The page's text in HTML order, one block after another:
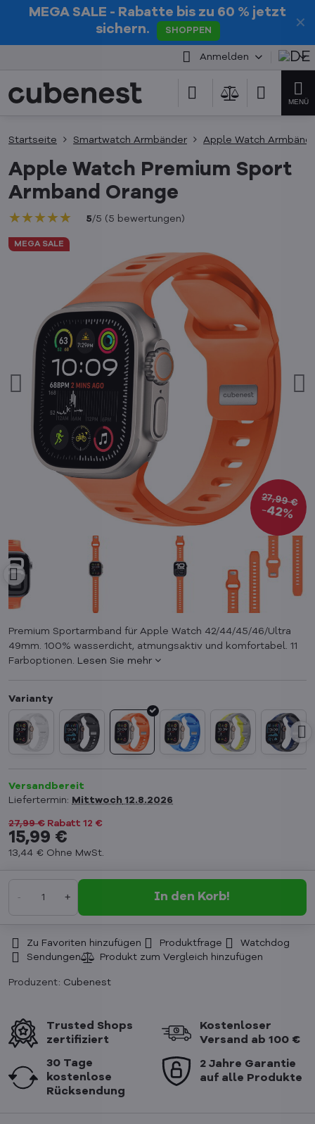
✕
MEGA SALE - Rabatte bis zu 60 % jetzt
sichern.
SHOPPEN
Anmelden
MEGA SALE
27,99 €
42%
Startseite Smartwatch Armbänder Apple Watch
Apple Watch Premium Sport
Armband Orange
★★★★★
★★★★★
★★★★★ 5/5 (5 bewertungen)
Premium Sportarmband für Apple Watch 42/44/45/46/Ultra
49mm. 100% wasserdicht, atmungsaktiv und komfortabel. 11
Farboptionen. Lesen Sie mehr
Versandbereit
Liefertermin: Mittwoch 12.8.2026
27,99 € Rabatt 12 €
15,99 €
13,44 € Ohne MwSt.
In den Korb!
Zu Favoriten hinzufügen Produktfrage
Watchdog
Sendungen
Produzent: Cubenest
Trusted Shops
zertifiziert
Kostenloser
Versand ab 100 €
30 Tage
kostenlose
Rücksendung
2 Jahre Garantie
auf alle Produkte